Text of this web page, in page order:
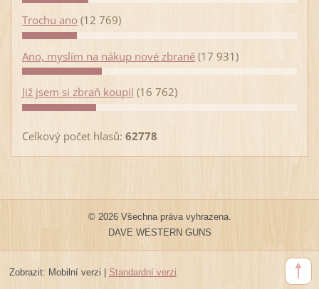
Trochu ano (12 769)
Ano, myslím na nákup nové zbraně (17 931)
Již jsem si zbraň koupil (16 762)
Celkový počet hlasů: 62778
© 2026 Všechna práva vyhrazena.
DAVE WESTERN GUNS
Zobrazit: Mobilní verzi | Standardní verzi